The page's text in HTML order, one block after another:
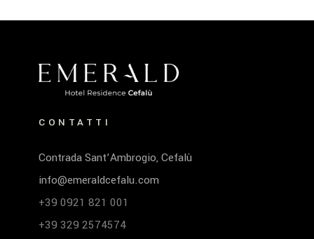
CONTATTI
Contrada Sant’Ambrogio, Cefalù
info@emeraldcefalu.com
+39 0921 821 001
+39 329 2574574